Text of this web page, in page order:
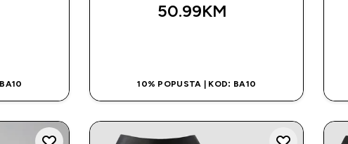
50.99KM‎
10% POPUSTA | KOD: BA10